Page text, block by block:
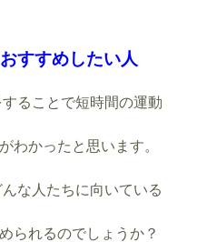
すすめしたい人
ることで短時間の運動
わかったと思います。
な人たちに向いている
られるのでしょうか？